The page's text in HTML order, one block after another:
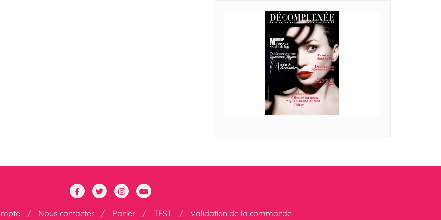
Nous contacter Panier TEST Validation de la commande